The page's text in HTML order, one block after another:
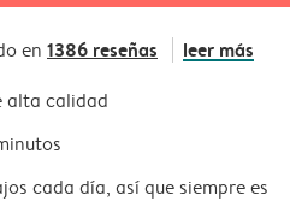
en 1386 reseñas leer más
alta calidad
cada día, así que siempre es